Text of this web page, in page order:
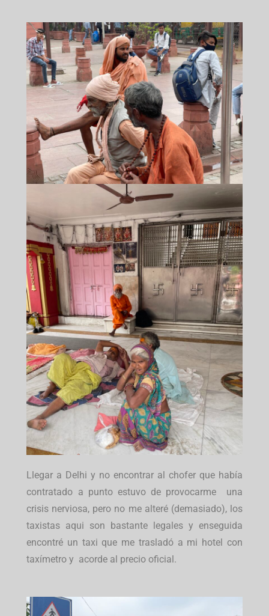
Llegar a Delhi y no encontrar al chofer que había
contratado a punto estuvo de provocarme una
crisis nerviosa, pero no me alteré (demasiado), los
taxistas aqui son bastante legales y enseguida
encontré un taxi que me trasladó a mi hotel con
taxímetro y acorde al precio oficial.